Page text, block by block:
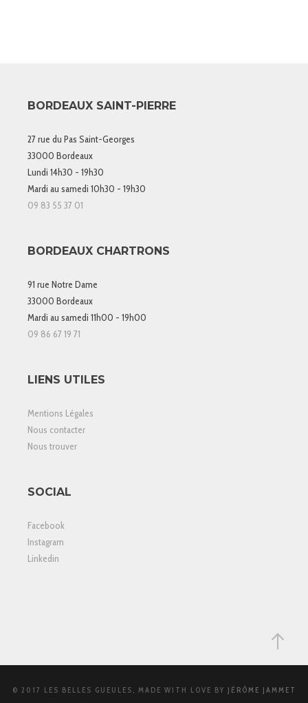
BORDEAUX SAINT-PIERRE
27 rue du Pas Saint-Georges
33000 Bordeaux
Lundi 14h30 - 19h30
Mardi au samedi 10h30 - 19h30
09 83 55 37 01
BORDEAUX CHARTRONS
91 rue Notre Dame
33000 Bordeaux
Mardi au samedi 11h00 - 19h00
09 86 67 19 71
LIENS UTILES
Mentions Légales
Nous contacter
Nous trouver
SOCIAL
Facebook
Instagram
Linkedin
© 2017 LES BELLES GUEULES, MADE WITH LOVE BY JÉRÔME JAMMET